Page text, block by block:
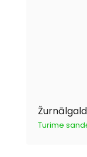
Turime